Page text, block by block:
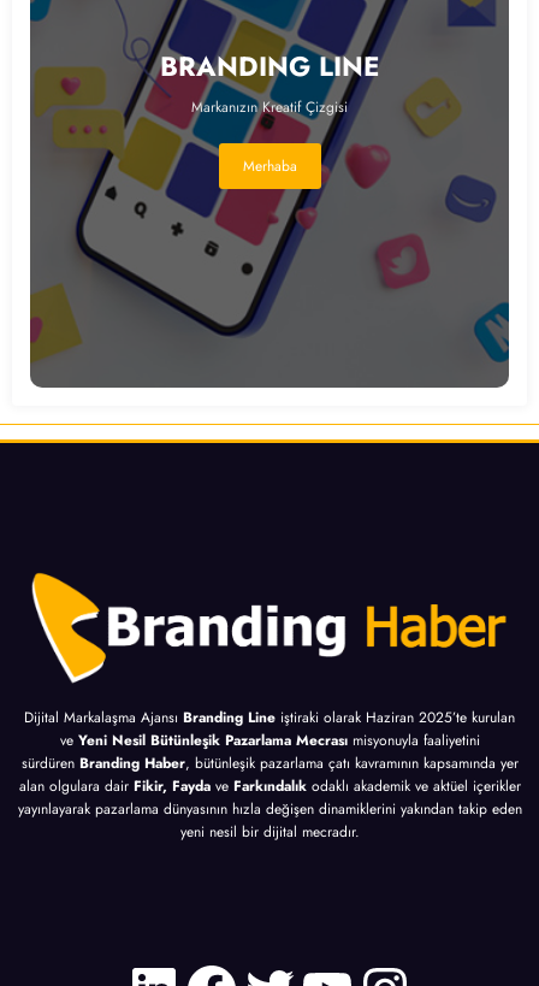
BRANDING LINE
Markanızın Kreatif Çizgisi
Merhaba
Dijital Markalaşma Ajansı Branding Line iştiraki olarak Haziran 2025’te kurulan
ve Yeni Nesil Bütünleşik Pazarlama Mecrası misyonuyla faaliyetini
sürdüren Branding Haber, bütünleşik pazarlama çatı kavramının kapsamında yer
alan olgulara dair Fikir, Fayda ve Farkındalık odaklı akademik ve aktüel içerikler
yayınlayarak pazarlama dünyasının hızla değişen dinamiklerini yakından takip eden
yeni nesil bir dijital mecradır.